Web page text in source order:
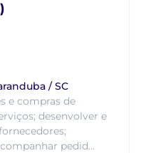
/ SC
e compras de
desenvolver e
pedid...